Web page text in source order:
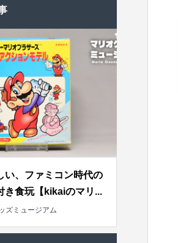
い、ファミコン時代の
き食玩【kikaiのマリ...
ズミュージアム